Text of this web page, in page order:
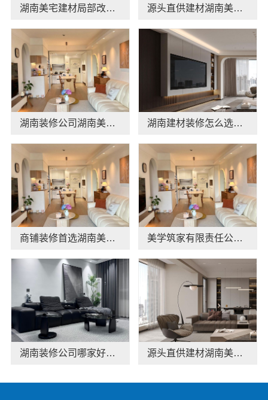
湖南美宅建材局部改造，闭口合同零增项 源头直供建材湖南美学筑家建材有限公司哪家专业靠谱
湖南装修公司湖南美学筑家建材有限公司老房翻新 湖南建材装修怎么选？湖南美学筑家建材有限公司源头直供
商铺装修首选湖南美学筑家建材有限公司，源头直供优势明显 美学筑家有限责任公司软装配套：环保无甲醛一站式服务，轻松实现理想家！
湖南装修公司哪家好？湖南美学筑家建材老房翻新专家 源头直供建材湖南美学筑家建材商铺装修